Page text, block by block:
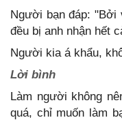
Người bạn đáp:
đều bị anh nhận hết
Người kia á khẩu,
Lời bình
Làm người không
quá, chỉ muốn làm